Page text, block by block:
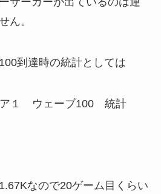
ん。
到達時の統計としては
なので20ゲーム目くらい